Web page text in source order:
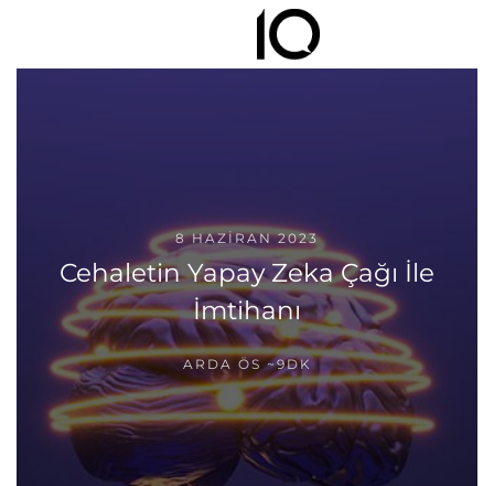
8 HAZIRAN 2023
Cehaletin Yapay Zeka Çağı İle
İmtihanı
ARDA ÖS ~9DK